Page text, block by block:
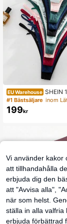
EU Warehouse SHEIN
ade romantiska
osor för kvinnor
#1 Bästsäljare
199kr
Vi använder kakor
att tillhandahålla
erbjuda dig den
att "Avvisa alla",
när som helst.
ställa in alla valfria
erbjuda förbättrad